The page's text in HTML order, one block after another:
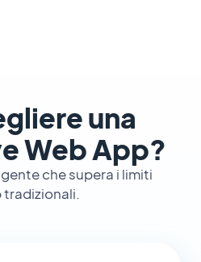
una
Web App?
che supera i limiti
tradizionali.